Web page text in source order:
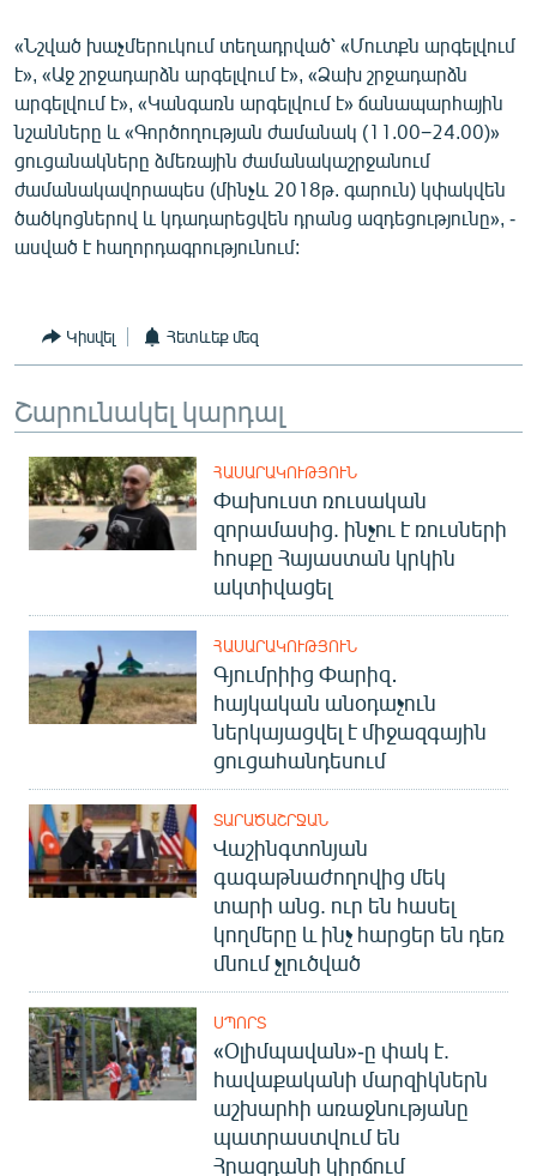
Հայերեն
English
Русский
ՀԵՏԵՎԵՔ ՄԵԶ
«Նշված խաչմերուկում տեղադրված՝ «Մուտքն արգելվում
է», «Աջ շրջադարձն արգելվում է», «Ձախ շրջադարձն
արգելվում է», «Կանգառն արգելվում է» ճանապարհային
նշանները և «Գործողության ժամանակ (11.00−24.00)»
ցուցանակները ձմեռային ժամանակաշրջանում
ժամանակավորապես (մինչև 2018թ. գարուն) կփակվեն
ծածկոցներով և կդադարեցվեն դրանց ազդեցությունը», -
ասված է հաղորդագրությունում:
Կիսվել Հետևեք մեզ
Շարունակել կարդալ
ՀԱՍԱՐԱԿՈՒԹՅՈՒՆ
Փախուստ ռուսական
զորամասից. ինչու է ռուսների
հոսքը Հայաստան կրկին
ակտիվացել
ՀԱՍԱՐԱԿՈՒԹՅՈՒՆ
Գյումրիից Փարիզ․
հայկական անօդաչուն
ներկայացվել է միջազգային
ցուցահանդեսում
ՏԱՐԱԾԱՇՐՋԱՆ
Վաշինգտոնյան
գագաթնաժողովից մեկ
տարի անց. ուր են հասել
կողմերը և ինչ հարցեր են դեռ
մնում չլուծված
ՍՊՈՐՏ
«Օլիմպավան»-ը փակ է.
հավաքականի մարզիկներն
աշխարհի առաջնությանը
պատրաստվում են
Հրազդանի կիրճում